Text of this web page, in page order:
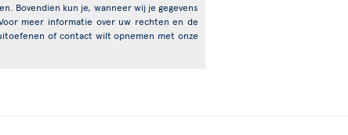
Bovendien kun je, wanneer wij je gegevens
meer informatie over uw rechten en de
of contact wilt opnemen met onze